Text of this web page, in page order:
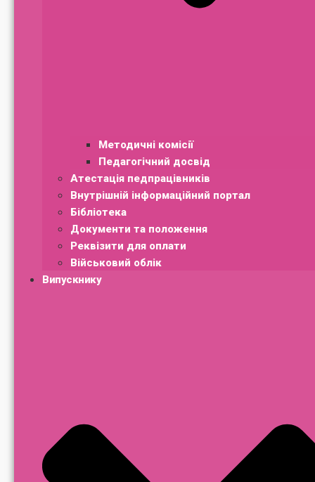
Методичні комісії
Педагогічний досвід
Атестація педпрацівників
Внутрішній інформаційний портал
Бібліотека
Документи та положення
Реквізити для оплати
Військовий облік
Випускнику